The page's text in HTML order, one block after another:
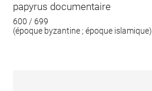
papyrus documentaire
600 / 699
(époque byzantine ; époque islamique)